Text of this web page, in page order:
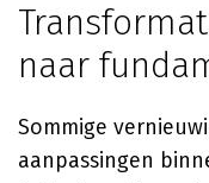
naar
Sommige
aanpassingen